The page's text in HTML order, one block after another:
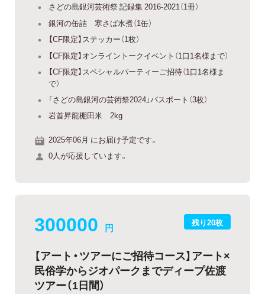
さどの島銀河芸術祭 記録集 2016-2021（1冊）
銀河の缶詰 寒さば水煮（1缶）
【CF限定】ステッカー（1枚）
【CF限定】オンライントークイベント（1口1名様まで）
【CF限定】スペシャルパーティーご招待（1口1名様ま
で）
「さどの島銀河の芸術祭2024」パスポート（3枚）
岩首昇龍棚田米 2kg
2025年06月 にお届け予定です。
0人が応援しています。
残り20枚
300000 円
【アート・ツアーにご招待コース】アート×
民俗学からジオパークまでディープ佐渡
ツアー（1日間）